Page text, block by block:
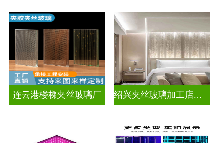
连云港楼梯夹丝玻璃厂 绍兴夹丝玻璃加工店电话